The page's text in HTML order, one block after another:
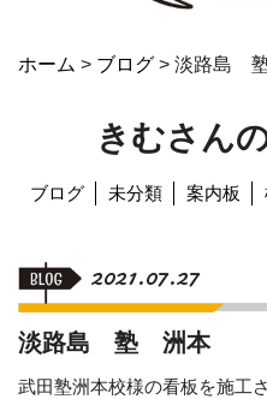
ホーム > ブログ > 淡路島
きむさん
ブログ 未分類 案内板
2021.07.27
淡路島 塾 洲本
武田塾洲本校様の看板を施工